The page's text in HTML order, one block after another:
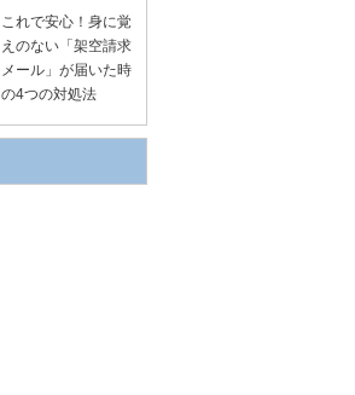
これで安心！身に覚
えのない「架空請求
メール」が届いた時
の4つの対処法